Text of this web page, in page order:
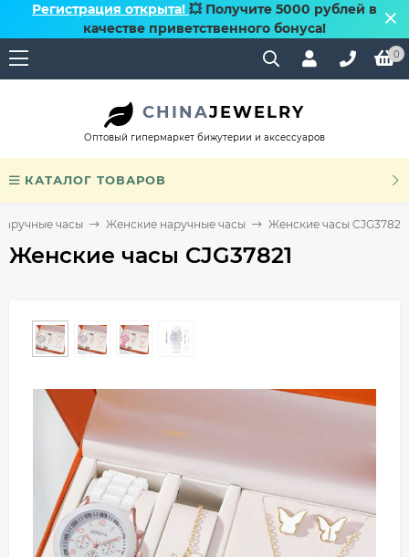
Регистрация открыта! 💥 Получите 5000 рублей в
качестве приветственного бонуса!
0
CHINAJEWELRY
Оптовый гипермаркет бижутерии и аксессуаров
КАТАЛОГ ТОВАРОВ
часы Женские наручные часы Женские часы CJG37821
Женские часы CJG37821